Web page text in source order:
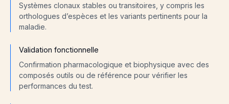
Systèmes clonaux stables ou transitoires, y compris les
orthologues d’espèces et les variants pertinents pour la
maladie.
Validation fonctionnelle
Confirmation pharmacologique et biophysique avec des
composés outils ou de référence pour vérifier les
performances du test.